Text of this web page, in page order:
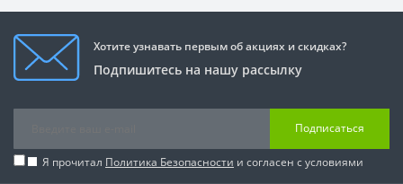
Хотите узнавать первым об акциях и скидках?
Подпишитесь на нашу рассылку
Подписаться
Я прочитал Политика Безопасности и согласен с условиями